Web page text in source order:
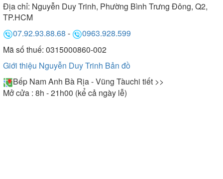
Địa chỉ: Nguyễn Duy Trinh, Phường Bình Trưng Đông, Q2,
TP.HCM
07.92.93.88.68 -
0963.928.599
Mã số thuế: 0315000860-002
Giới thiệu Nguyễn Duy Trinh Bản đồ
Bếp Nam Anh Bà Rịa - Vũng Tàuchi tiết >>
Mở cửa : 8h - 21h00 (kể cả ngày lễ)